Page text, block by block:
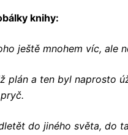
knihy:
ještě mnohem víc, ale
plán a ten byl naprosto
do jiného světa, do